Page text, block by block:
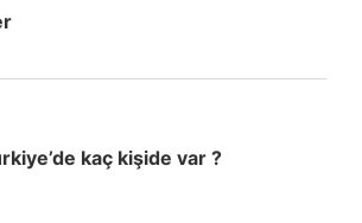
kaç kişide var ?